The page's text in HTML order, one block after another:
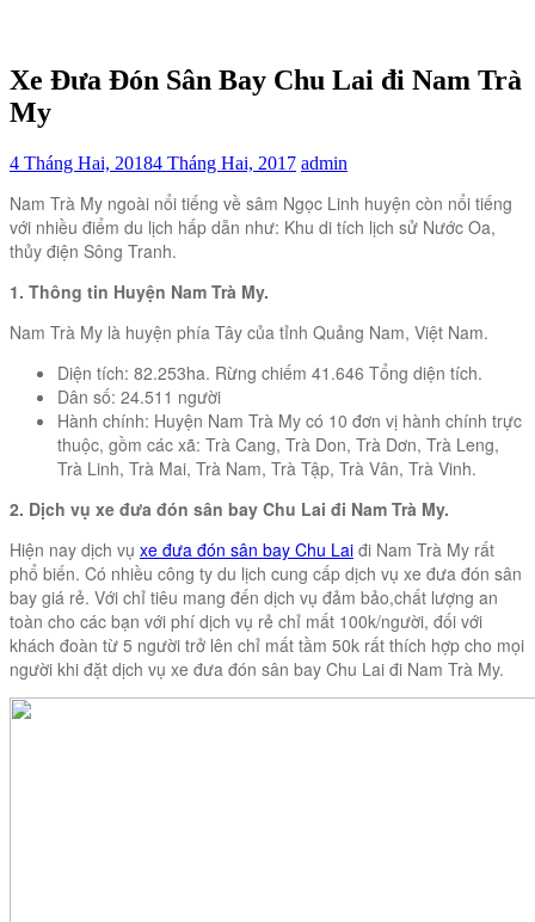
Xe Đưa Đón Sân Bay Chu Lai đi Nam Trà
My
4 Tháng Hai, 20184 Tháng Hai, 2017 admin
Nam Trà My ngoài nổi tiếng về sâm Ngọc Linh huyện còn nổi tiếng
với nhiều điểm du lịch hấp dẫn như: Khu di tích lịch sử Nước Oa,
thủy điện Sông Tranh.
1. Thông tin Huyện Nam Trà My.
Nam Trà My là huyện phía Tây của tỉnh Quảng Nam, Việt Nam.
Diện tích: 82.253ha. Rừng chiếm 41.646 Tổng diện tích.
Dân số: 24.511 người
Hành chính: Huyện Nam Trà My có 10 đơn vị hành chính trực
thuộc, gồm các xã: Trà Cang, Trà Don, Trà Dơn, Trà Leng,
Trà Linh, Trà Mai, Trà Nam, Trà Tập, Trà Vân, Trà Vinh.
2. Dịch vụ xe đưa đón sân bay Chu Lai đi Nam Trà My.
Hiện nay dịch vụ xe đưa đón sân bay Chu Lai đi Nam Trà My rất
phổ biến. Có nhiều công ty du lịch cung cấp dịch vụ xe đưa đón sân
bay giá rẻ. Với chỉ tiêu mang đến dịch vụ đảm bảo,chất lượng an
toàn cho các bạn với phí dịch vụ rẻ chỉ mất 100k/người, đối với
khách đoàn từ 5 người trở lên chỉ mất tầm 50k rất thích hợp cho mọi
người khi đặt dịch vụ xe đưa đón sân bay Chu Lai đi Nam Trà My.